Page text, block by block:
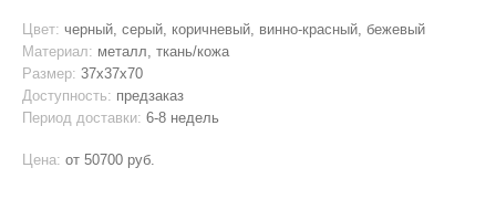
Цвет: черный, серый, коричневый, винно-красный, бежевый
Материал: металл, ткань/кожа
Размер: 37x37x70
Доступность: предзаказ
Период доставки: 6-8 недель
Цена: от 50700 руб.